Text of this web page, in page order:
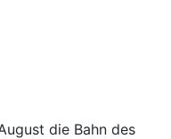
die Bahn des